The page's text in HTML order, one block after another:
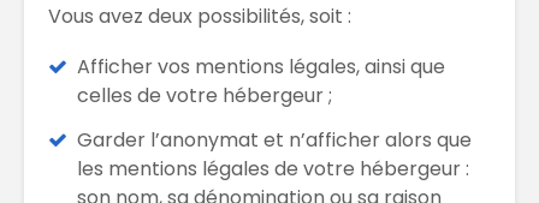
Vous avez deux possibilités, soit :
Afficher vos mentions légales, ainsi que
celles de votre hébergeur ;
Garder l’anonymat et n’afficher alors que
les mentions légales de votre hébergeur :